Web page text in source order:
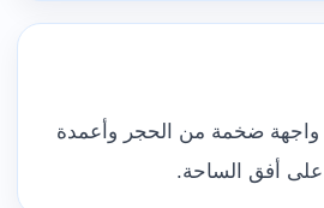
واجهة ضخمة من الحجر وأعمدة
أفق الساحة.